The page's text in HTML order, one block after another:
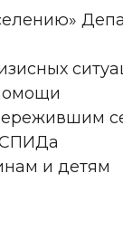
СПИДа
и детям